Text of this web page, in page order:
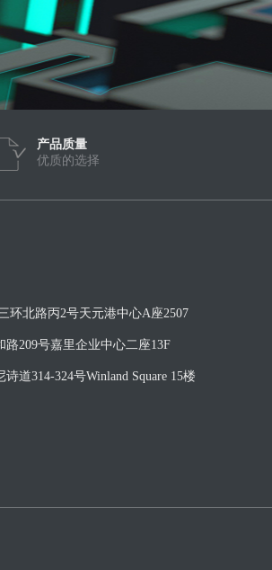
产品质量
优质的选择
环北路丙2号天元港中心A座2507
路209号嘉里企业中心二座13F
道314-324号Winland Square 15楼